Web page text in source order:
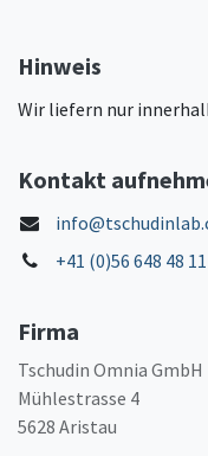
Hinweis
Wir liefern nur
Kontakt
+41 (0)56 648 48 11
Firma
Tschudin Omnia GmbH
Mühlestrasse 4
5628 Aristau